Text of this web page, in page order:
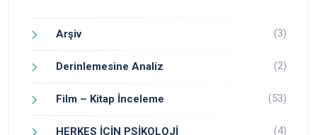
Arşiv (3)
Derinlemesine Analiz (2)
Film – Kitap İnceleme (53)
HERKES İÇİN PSİKOLOJİ (4)